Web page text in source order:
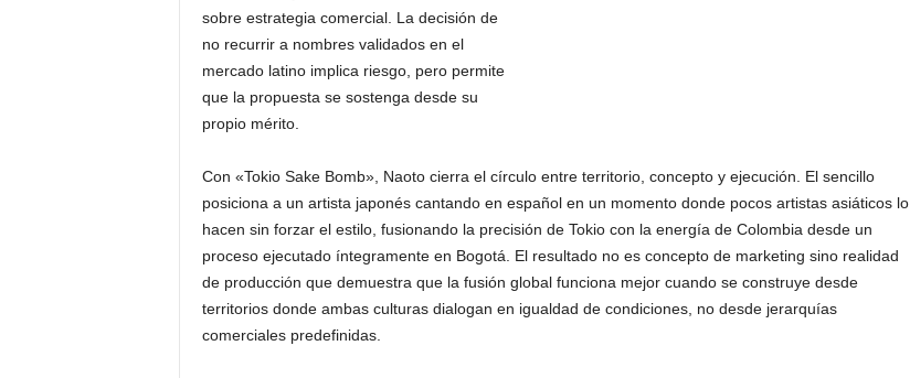
sobre estrategia comercial. La decisión de
no recurrir a nombres validados en el
mercado latino implica riesgo, pero permite
que la propuesta se sostenga desde su
propio mérito.
Con «Tokio Sake Bomb», Naoto cierra el círculo entre territorio, concepto y ejecución. El sencillo
posiciona a un artista japonés cantando en español en un momento donde pocos artistas asiáticos lo
hacen sin forzar el estilo, fusionando la precisión de Tokio con la energía de Colombia desde un
proceso ejecutado íntegramente en Bogotá. El resultado no es concepto de marketing sino realidad
de producción que demuestra que la fusión global funciona mejor cuando se construye desde
territorios donde ambas culturas dialogan en igualdad de condiciones, no desde jerarquías
comerciales predefinidas.